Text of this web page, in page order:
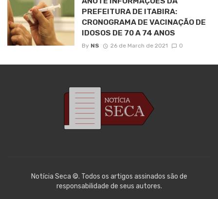
PREFEITURA DE ITABIRA:
CRONOGRAMA DE VACINAÇÃO DE
IDOSOS DE 70 A 74 ANOS
By NS 26 de March de 2021 0
Notícia Seca ©. Todos os artigos assinados são de
responsabilidade de seus autores.